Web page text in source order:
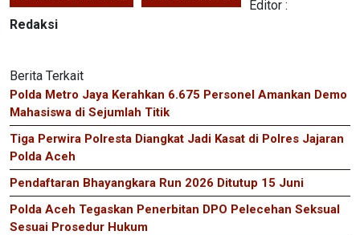
Editor :
Redaksi
Berita Terkait
Polda Metro Jaya Kerahkan 6.675 Personel Amankan Demo
Mahasiswa di Sejumlah Titik
Tiga Perwira Polresta Diangkat Jadi Kasat di Polres Jajaran
Polda Aceh
Pendaftaran Bhayangkara Run 2026 Ditutup 15 Juni
Polda Aceh Tegaskan Penerbitan DPO Pelecehan Seksual
Sesuai Prosedur Hukum